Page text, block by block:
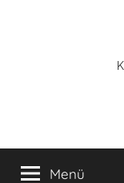
Menü